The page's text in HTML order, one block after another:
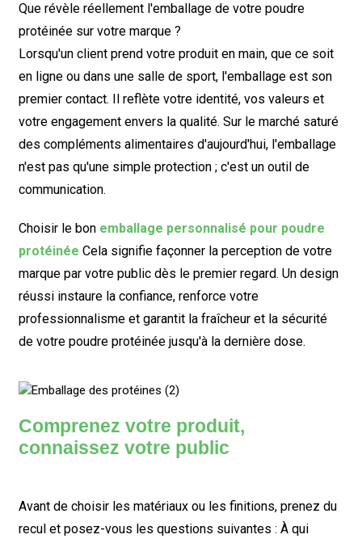
Que révèle réellement l'emballage de votre poudre
protéinée sur votre marque ?
Lorsqu'un client prend votre produit en main, que ce soit
en ligne ou dans une salle de sport, l'emballage est son
premier contact. Il reflète votre identité, vos valeurs et
votre engagement envers la qualité. Sur le marché saturé
des compléments alimentaires d'aujourd'hui, l'emballage
n'est pas qu'une simple protection ; c'est un outil de
communication.
Choisir le bon emballage personnalisé pour poudre
protéinée Cela signifie façonner la perception de votre
marque par votre public dès le premier regard. Un design
réussi instaure la confiance, renforce votre
professionnalisme et garantit la fraîcheur et la sécurité
de votre poudre protéinée jusqu'à la dernière dose.
Comprenez votre produit,
connaissez votre public
Avant de choisir les matériaux ou les finitions, prenez du
recul et posez-vous les questions suivantes : À qui